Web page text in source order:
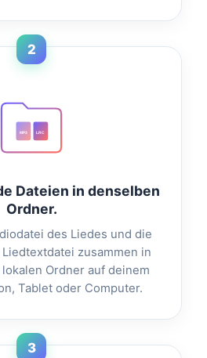
2
MP3 LRC
Dateien in denselben
Ordner.
des Liedes und die
zusammen in
Ordner auf deinem
Tablet oder Computer.
3